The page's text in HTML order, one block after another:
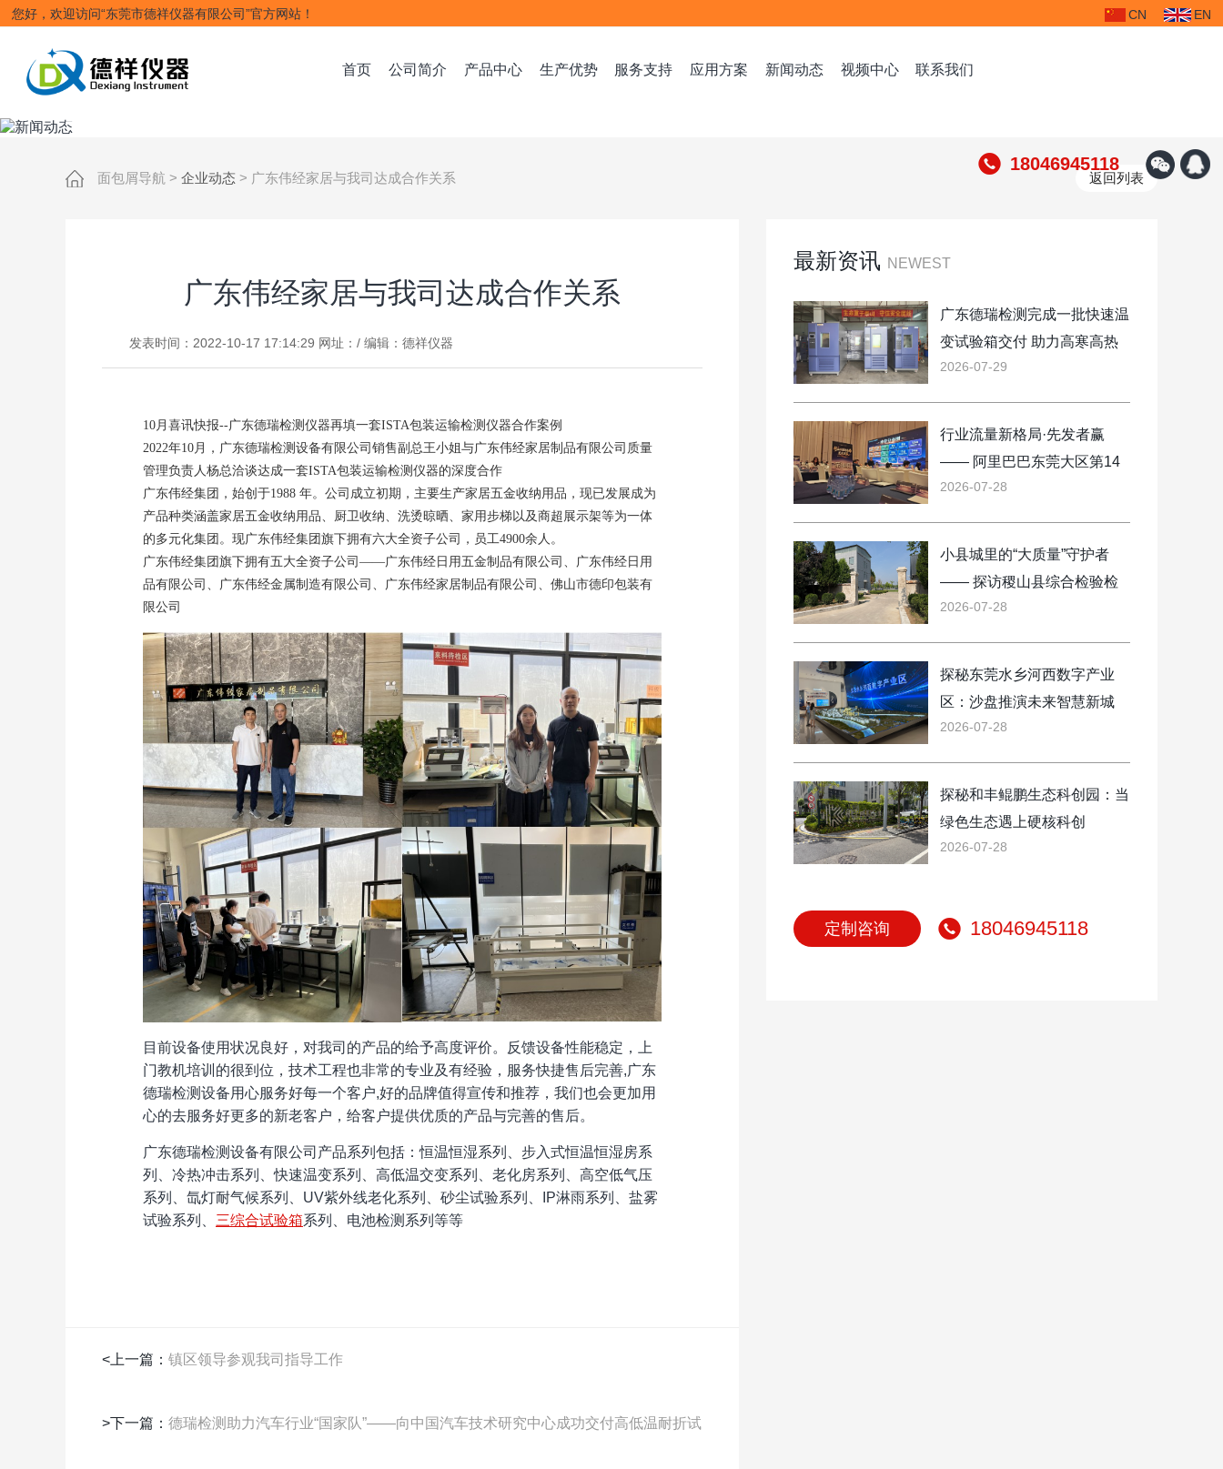
您好，欢迎访问“东莞市德祥仪器有限公司”官方网站！ CN EN
首页 公司简介 产品中心 生产优势 服务支持 应用方案 新闻动态 视频中心 联系我们
18046945118
NEWS INFORMATION
新闻动态
面包屑导航 > 企业动态 > 广东伟经家居与我司达成合作关系 返回列表
广东伟经家居与我司达成合作关系
发表时间：2022-10-17 17:14:29 网址：/ 编辑：德祥仪器
10月喜讯快报--广东德瑞检测仪器再填一套ISTA包装运输检测仪器合作案例
2022年10月，广东德瑞检测设备有限公司销售副总王小姐与广东伟经家居制品有限公司质量
管理负责人杨总洽谈达成一套ISTA包装运输检测仪器的深度合作
广东伟经集团，始创于1988 年。公司成立初期，主要生产家居五金收纳用品，现已发展成为
产品种类涵盖家居五金收纳用品、厨卫收纳、洗烫晾晒、家用步梯以及商超展示架等为一体
的多元化集团。现广东伟经集团旗下拥有六大全资子公司，员工4900余人。
广东伟经集团旗下拥有五大全资子公司——广东伟经日用五金制品有限公司、广东伟经日用
品有限公司、广东伟经金属制造有限公司、广东伟经家居制品有限公司、佛山市德印包装有
限公司
目前设备使用状况良好，对我司的产品的给予高度评价。反馈设备性能稳定，上
门教机培训的很到位，技术工程也非常的专业及有经验，服务快捷售后完善,广东
德瑞检测设备用心服务好每一个客户,好的品牌值得宣传和推荐，我们也会更加用
心的去服务好更多的新老客户，给客户提供优质的产品与完善的售后。
广东德瑞检测设备有限公司产品系列包括：恒温恒湿系列、步入式恒温恒湿房系
列、冷热冲击系列、快速温变系列、高低温交变系列、老化房系列、高空低气压
系列、氙灯耐气候系列、UV紫外线老化系列、砂尘试验系列、IP淋雨系列、盐雾
试验系列、 三综合试验箱系列、电池检测系列等等
<上一篇： 镇区领导参观我司指导工作
>下一篇： 德瑞检测助力汽车行业“国家队”——向中国汽车技术研究中心成功交付高低温耐折试
最新资讯 NEWEST
广东德瑞检测完成一批快速温
变试验箱交付 助力高寒高热
环境模拟验证
2026-07-29
行业流量新格局·先发者赢
—— 阿里巴巴东莞大区第14
组会议现场直击
2026-07-28
小县城里的“大质量”守护者
—— 探访稷山县综合检验检
测中心
2026-07-28
探秘东莞水乡河西数字产业
区：沙盘推演未来智慧新城
2026-07-28
探秘和丰鲲鹏生态科创园：当
绿色生态遇上硬核科创
2026-07-28
定制咨询 18046945118